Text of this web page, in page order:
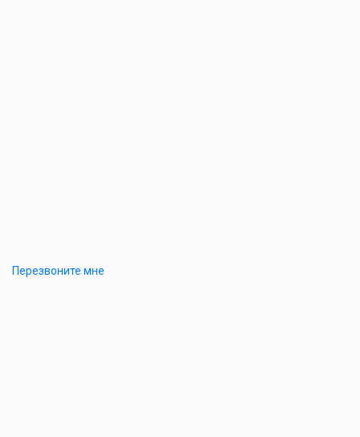
Перезвоните мне